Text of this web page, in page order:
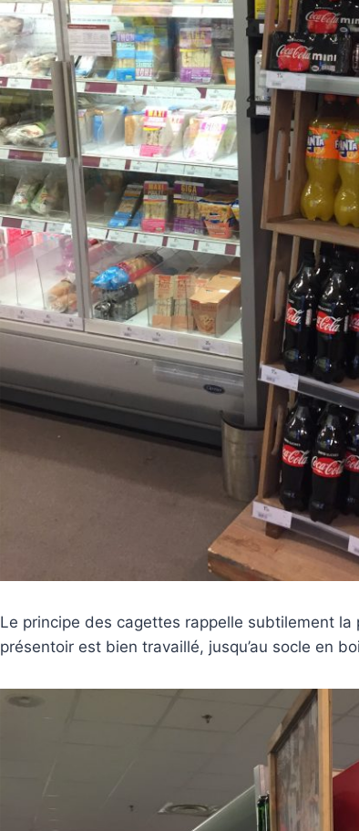
Le principe des cagettes rappelle subtilement
présentoir est bien travaillé, jusqu’au socle en